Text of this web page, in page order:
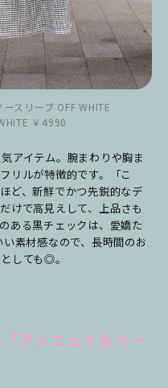
スリーブ OFF WHITE
￥4990
アイテム。腕まわりや胸ま
リルが特徴的です。「こ
ど、新鮮でかつ先鋭的なデ
けで高見えして、上品さも
ある黒チェックは、愛嬌た
素材感なので、長時間のお
しても◎。
アンニュイなベー